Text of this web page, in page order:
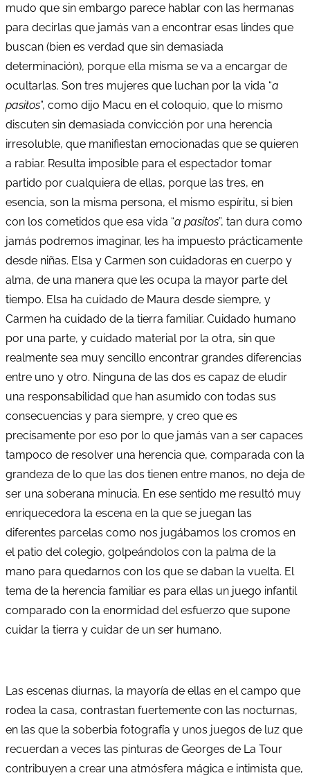
mudo que sin embargo parece hablar con las hermanas
para decirlas que jamás van a encontrar esas lindes que
buscan (bien es verdad que sin demasiada
determinación), porque ella misma se va a encargar de
ocultarlas. Son tres mujeres que luchan por la vida “a
pasitos”, como dijo Macu en el coloquio, que lo mismo
discuten sin demasiada convicción por una herencia
irresoluble, que manifiestan emocionadas que se quieren
a rabiar. Resulta imposible para el espectador tomar
partido por cualquiera de ellas, porque las tres, en
esencia, son la misma persona, el mismo espíritu, si bien
con los cometidos que esa vida “a pasitos”, tan dura como
jamás podremos imaginar, les ha impuesto prácticamente
desde niñas. Elsa y Carmen son cuidadoras en cuerpo y
alma, de una manera que les ocupa la mayor parte del
tiempo. Elsa ha cuidado de Maura desde siempre, y
Carmen ha cuidado de la tierra familiar. Cuidado humano
por una parte, y cuidado material por la otra, sin que
realmente sea muy sencillo encontrar grandes diferencias
entre uno y otro. Ninguna de las dos es capaz de eludir
una responsabilidad que han asumido con todas sus
consecuencias y para siempre, y creo que es
precisamente por eso por lo que jamás van a ser capaces
tampoco de resolver una herencia que, comparada con la
grandeza de lo que las dos tienen entre manos, no deja de
ser una soberana minucia. En ese sentido me resultó muy
enriquecedora la escena en la que se juegan las
diferentes parcelas como nos jugábamos los cromos en
el patio del colegio, golpeándolos con la palma de la
mano para quedarnos con los que se daban la vuelta. El
tema de la herencia familiar es para ellas un juego infantil
comparado con la enormidad del esfuerzo que supone
cuidar la tierra y cuidar de un ser humano.
Las escenas diurnas, la mayoría de ellas en el campo que
rodea la casa, contrastan fuertemente con las nocturnas,
en las que la soberbia fotografía y unos juegos de luz que
recuerdan a veces las pinturas de Georges de La Tour
contribuyen a crear una atmósfera mágica e intimista que,